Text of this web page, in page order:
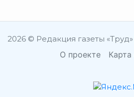
2026 © Редакция газеты «Труд»
О проекте Карта